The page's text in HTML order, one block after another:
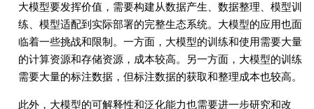
大模型要发挥价值，需要构建从数据产生、数据整理、模型训
练、模型适配到实际部署的完整生态系统。大模型的应用也面
临着一些挑战和限制。一方面，大模型的训练和使用需要大量
的计算资源和存储资源，成本较高。另一方面，大模型的训练
需要大量的标注数据，但标注数据的获取和整理成本也较高。
此外，大模型的可解释性和泛化能力也需要进一步研究和改